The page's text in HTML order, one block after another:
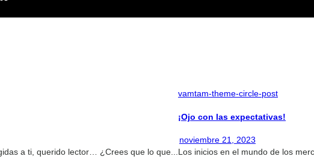
a ti, querido lector… ¿Crees que lo que...
vamtam-theme-circle-post
¡Ojo con las expectativas!
noviembre 21, 2023
Los inicios en el mundo de los